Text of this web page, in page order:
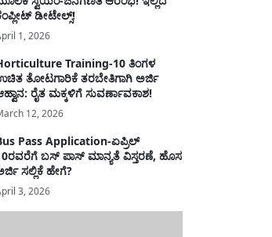
ಡೀಟೇಲ್ಸ್!
1, 2026
Training-10 ತಿಂಗಳ
ತೋಟಗಾರಿಕೆ ತರಬೇತಿಗಾಗಿ ಅರ್ಜಿ
ರೈತ ಮಕ್ಕಳಿಗೆ ಸುವರ್ಣಾವಕಾಶ!
12, 2026
Pass Application-ಏಪ್ರಿಲ್
ಬಸ್ ಪಾಸ್ ಮಾನ್ಯತೆ ವಿಸ್ತರಣೆ, ಹೊಸ
ಸಲ್ಲಿಕೆ ಹೇಗೆ?
3, 2026